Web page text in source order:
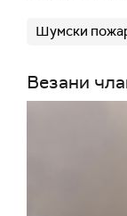
Шумски
Везани